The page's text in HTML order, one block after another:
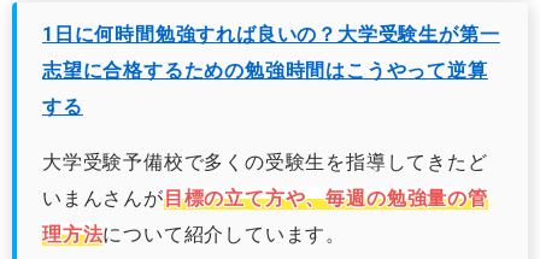
1日に何時間勉強すれば良いの？大学受験生が第一
志望に合格するための勉強時間はこうやって逆算
する
大学受験予備校で多くの受験生を指導してきたど
いまんさんが目標の立て方や、毎週の勉強量の管
理方法について紹介しています。